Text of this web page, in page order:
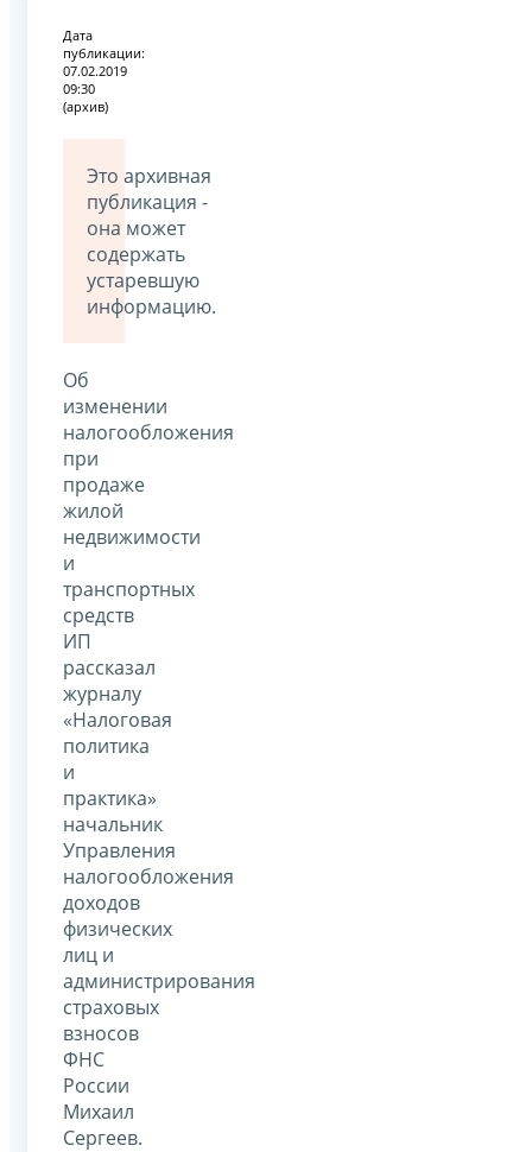
Дата
публикации:
07.02.2019
09:30
(архив)
Это архивная
публикация -
она может
содержать
устаревшую
информацию.
Об
изменении
налогообложения
при
продаже
жилой
недвижимости
и
транспортных
средств
ИП
рассказал
журналу
«Налоговая
политика
и
практика»
начальник
Управления
налогообложения
доходов
физических
лиц и
администрирования
страховых
взносов
ФНС
России
Михаил
Сергеев.